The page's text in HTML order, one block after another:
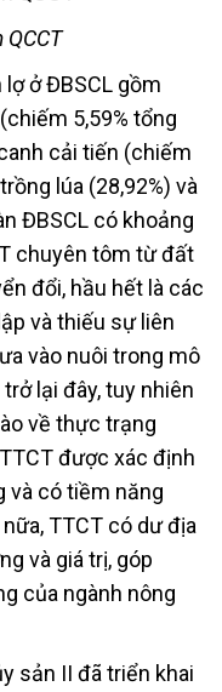
ở ĐBSCL gồm
5,59% tổng
cải tiến (chiếm
lúa (28,92%) và
ĐBSCL có khoảng
chuyên tôm từ đất
đổi, hầu hết là các
và thiếu sự liên
vào nuôi trong mô
lại đây, tuy nhiên
về thực trạng
được xác định
và có tiềm năng
TTCT có dư địa
và giá trị, góp
của ngành nông
sản II đã triển khai